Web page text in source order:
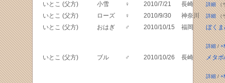
いとこ (父方) 小雪 ♀ 2010/7/21 長崎 詳細（
いとこ (父方) ローズ ♀ 2010/9/30 神奈川 詳細（
いとこ (父方) おはぎ ♂ 2010/10/15 福岡 ぼくま
詳細/
いとこ (父方) ブル ♂ 2010/10/26 長崎 メタ
詳細/